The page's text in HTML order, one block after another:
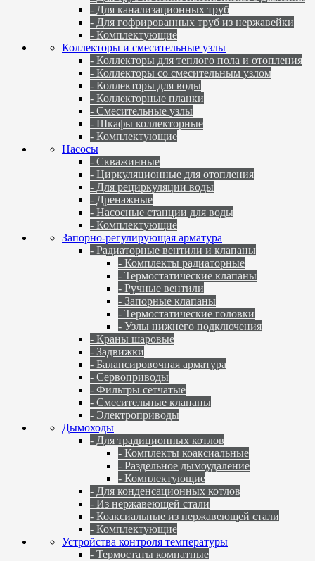
- Для канализационных труб
- Для гофрированных труб из нержавейки
- Комплектующие
Коллекторы и смесительные узлы
- Коллекторы для теплого пола и отопления
- Коллекторы со смесительным узлом
- Коллекторы для воды
- Коллекторные планки
- Смесительные узлы
- Шкафы коллекторные
- Комплектующие
Насосы
- Скважинные
- Циркуляционные для отопления
- Для рециркуляции воды
- Дренажные
- Насосные станции для воды
- Комплектующие
Запорно-регулирующая арматура
- Радиаторные вентили и клапаны
- Комплекты радиаторные
- Термостатические клапаны
- Ручные вентили
- Запорные клапаны
- Термостатические головки
- Узлы нижнего подключения
- Краны шаровые
- Задвижки
- Балансировочная арматура
- Сервоприводы
- Фильтры сетчатые
- Смесительные клапаны
- Электроприводы
Дымоходы
- Для традиционных котлов
- Комплекты коаксиальные
- Раздельное дымоудаление
- Комплектующие
- Для конденсационных котлов
- Из нержавеющей стали
- Коаксиальные из нержавеющей стали
- Комплектующие
Устройства контроля температуры
- Термостаты комнатные